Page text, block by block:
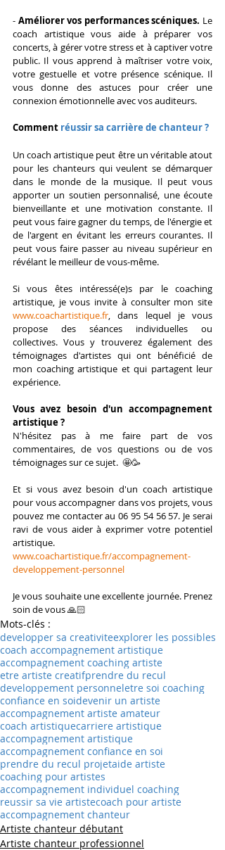
- Améliorer vos performances scéniques. Le
coach artistique vous aide à préparer vos
concerts, à gérer votre stress et à captiver votre
public. Il vous apprend à maîtriser votre voix,
votre gestuelle et votre présence scénique. Il
vous donne des astuces pour créer une
connexion émotionnelle avec vos auditeurs.
Comment réussir sa carrière de chanteur ?
Un coach artistique peut être un véritable atout
pour les chanteurs qui veulent se démarquer
dans le monde de la musique. Il peut vous
apporter un soutien personnalisé, une écoute
bienveillante et une motivation constante. Il
peut vous faire gagner du temps, de l'énergie et
de l'argent en évitant les erreurs courantes. Il
peut vous faire passer au niveau supérieur en
révélant le meilleur de vous-même.
Si vous êtes intéressé(e)s par le coaching
www.coachartistique.fr, dans lequel je vous
propose des séances individuelles ou
collectives. Vous y trouverez également des
témoignages d'artistes qui ont bénéficié de
mon coaching artistique et qui partagent leur
expérience.
Vous avez besoin d'un accompagnement
artistique ?
N'hésitez pas à me faire part de vos
commentaires, de vos questions ou de vos
témoignages sur ce sujet.  🤩🥳
Et si vous avez besoin d'un coach artistique
pour vous accompagner dans vos projets, vous
pouvez me contacter au 06 95 54 56 57. Je serai
ravi de vous aider à exprimer votre potentiel
www.coachartistique.fr/accompagnement-
developpement-personnel
Je vous souhaite une excellente journée. Prenez
soin de vous 🙏🏻
Mots-clés :
developper sa creativiteexplorer les possibles
coach accompagnement artistique
accompagnement coaching artiste
etre artiste creatifprendre du recul
developpement personneletre soi coaching
confiance en soidevenir un artiste
accompagnement artiste amateur
coach artistiquecarriere artistique
accompagnement artistique
accompagnement confiance en soi
prendre du recul projetaide artiste
coaching pour artistes
accompagnement individuel coaching
reussir sa vie artistecoach pour artiste
accompagnement chanteur
Artiste chanteur débutant
Artiste chanteur professionnel